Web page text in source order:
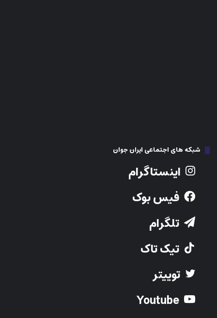
شبکه های اجتماعی ایران جوان
اینستاگرام
فیس بوک
تلگرام
تیک تاک
توییتر